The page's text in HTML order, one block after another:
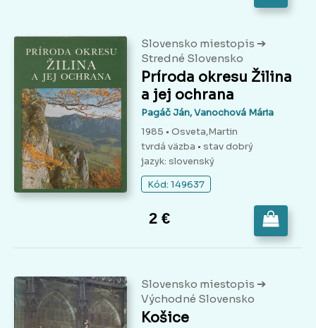
Slovensko miestopis ➔
Stredné Slovensko
Príroda okresu Žilina
a jej ochrana
Pagáč Ján, Vanochová Mária
1985 • Osveta,Martin
tvrdá väzba • stav dobrý
jazyk: slovenský
Kód: 149637
2 €
Slovensko miestopis ➔
Východné Slovensko
Košice